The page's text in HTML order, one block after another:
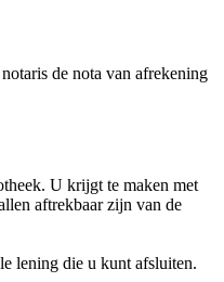
de nota van afrekening
U krijgt te maken met
aftrekbaar zijn van de
lening die u kunt afsluiten.